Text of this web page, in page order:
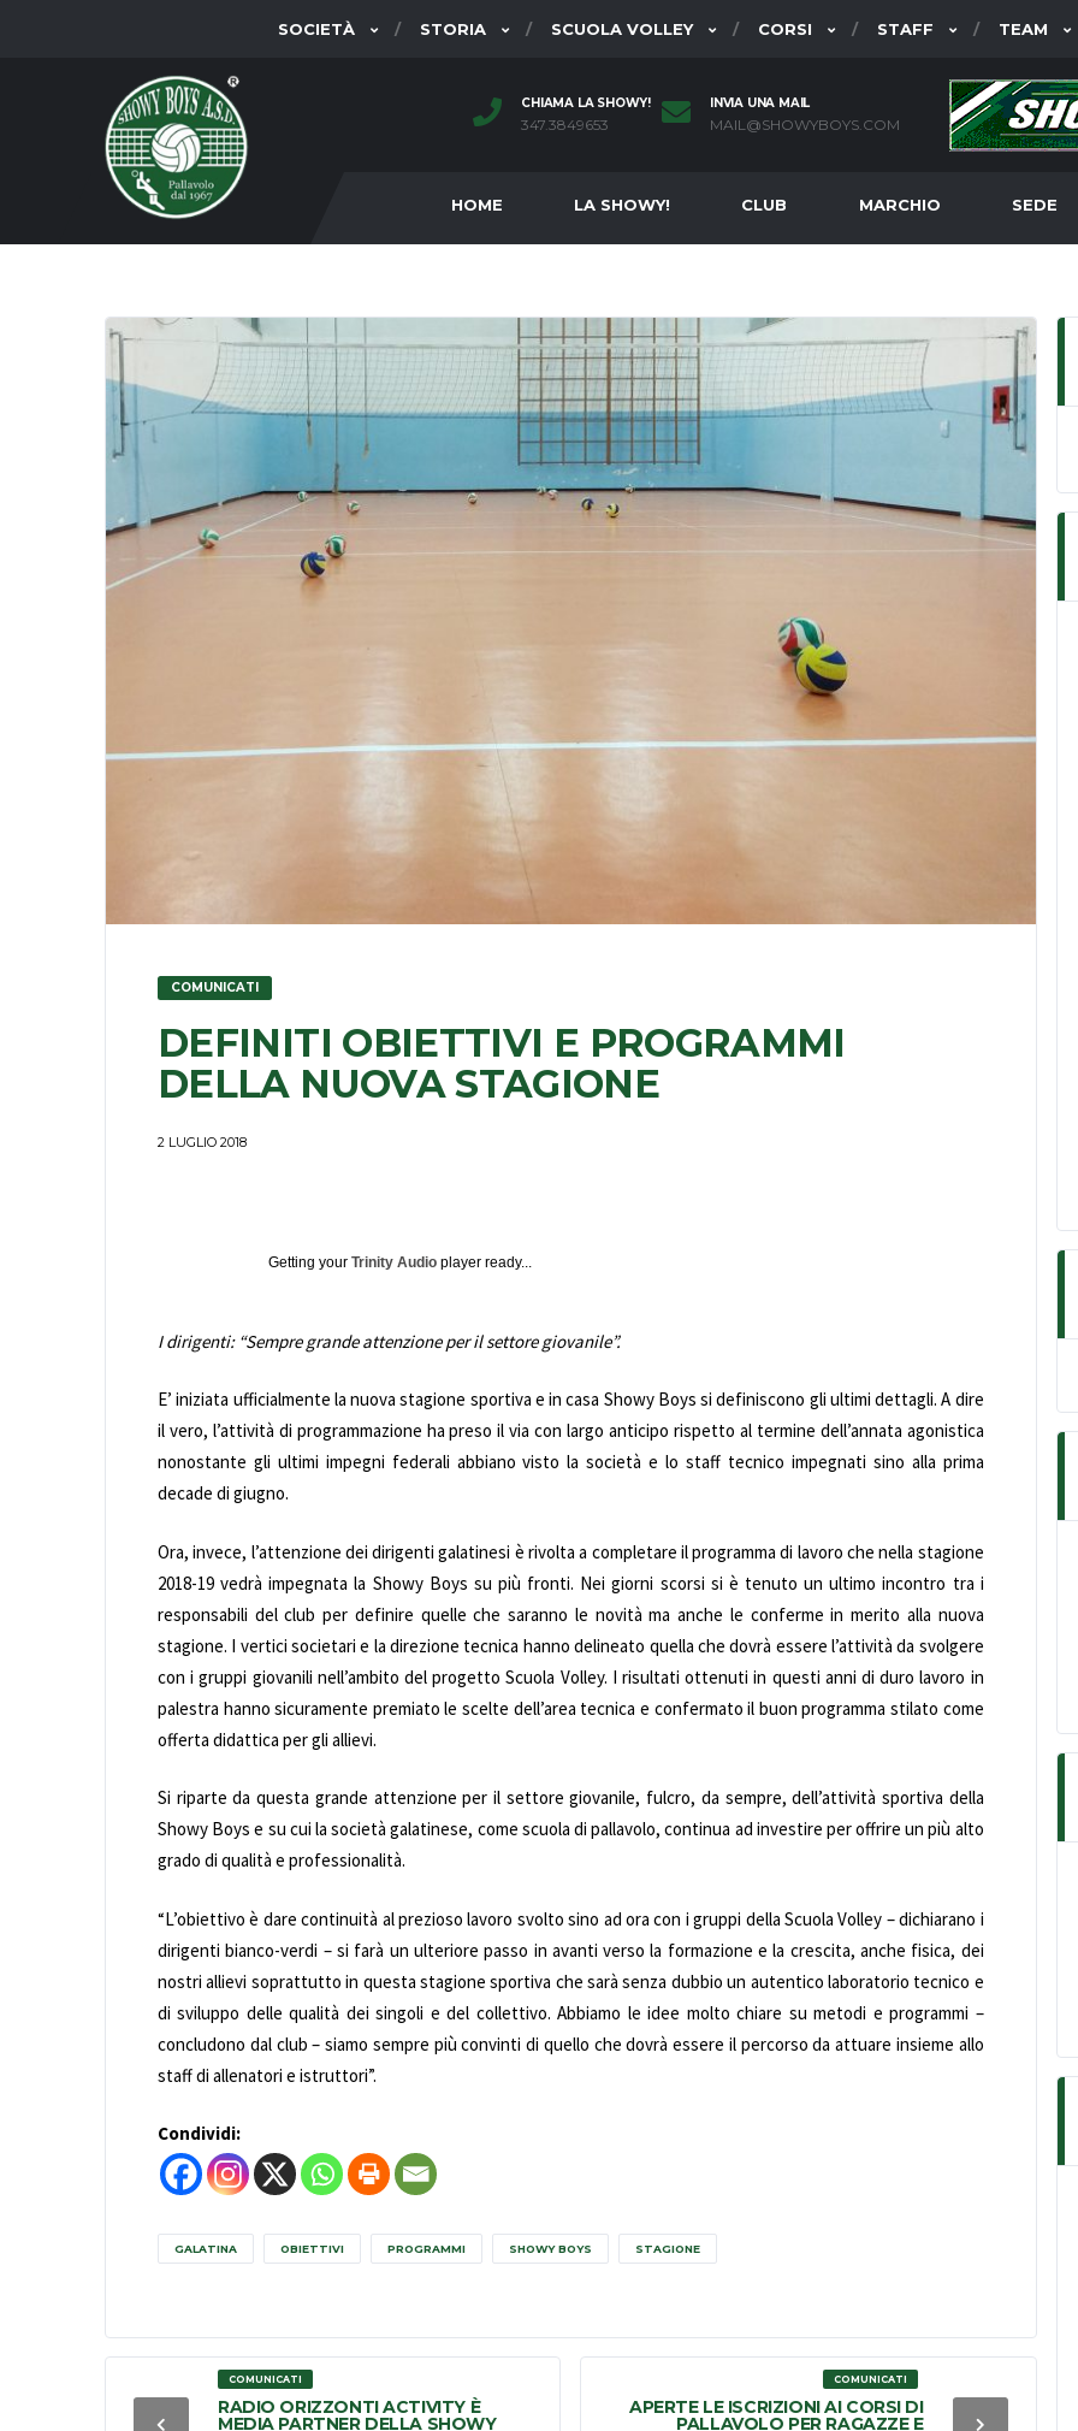
SOCIETÀ STORIA SCUOLA VOLLEY CORSI STAFF TEAM
CHIAMA LA SHOWY!
347.3849653
INVIA UNA MAIL
MAIL@SHOWYBOYS.COM
HOME LA SHOWY! CLUB MARCHIO SEDE
COMUNICATI
DEFINITI OBIETTIVI E PROGRAMMI
DELLA NUOVA STAGIONE
2 LUGLIO 2018
Getting your Trinity Audio player ready...
I dirigenti: “Sempre grande attenzione per il settore giovanile”.
E’ iniziata ufficialmente la nuova stagione sportiva e in casa Showy Boys si definiscono gli ultimi dettagli. A dire
il vero, l’attività di programmazione ha preso il via con largo anticipo rispetto al termine dell’annata agonistica
nonostante gli ultimi impegni federali abbiano visto la società e lo staff tecnico impegnati sino alla prima
decade di giugno.
Ora, invece, l’attenzione dei dirigenti galatinesi è rivolta a completare il programma di lavoro che nella stagione
2018-19 vedrà impegnata la Showy Boys su più fronti. Nei giorni scorsi si è tenuto un ultimo incontro tra i
responsabili del club per definire quelle che saranno le novità ma anche le conferme in merito alla nuova
stagione. I vertici societari e la direzione tecnica hanno delineato quella che dovrà essere l’attività da svolgere
con i gruppi giovanili nell’ambito del progetto Scuola Volley. I risultati ottenuti in questi anni di duro lavoro in
palestra hanno sicuramente premiato le scelte dell’area tecnica e confermato il buon programma stilato come
offerta didattica per gli allievi.
Si riparte da questa grande attenzione per il settore giovanile, fulcro, da sempre, dell’attività sportiva della
Showy Boys e su cui la società galatinese, come scuola di pallavolo, continua ad investire per offrire un più alto
grado di qualità e professionalità.
“L’obiettivo è dare continuità al prezioso lavoro svolto sino ad ora con i gruppi della Scuola Volley – dichiarano i
dirigenti bianco-verdi – si farà un ulteriore passo in avanti verso la formazione e la crescita, anche fisica, dei
nostri allievi soprattutto in questa stagione sportiva che sarà senza dubbio un autentico laboratorio tecnico e
di sviluppo delle qualità dei singoli e del collettivo. Abbiamo le idee molto chiare su metodi e programmi –
concludono dal club – siamo sempre più convinti di quello che dovrà essere il percorso da attuare insieme allo
staff di allenatori e istruttori”.
Condividi:
GALATINA OBIETTIVI PROGRAMMI SHOWY BOYS STAGIONE
COMUNICATI
RADIO ORIZZONTI ACTIVITY È
MEDIA PARTNER DELLA SHOWY
COMUNICATI
APERTE LE ISCRIZIONI AI CORSI DI
PALLAVOLO PER RAGAZZE E